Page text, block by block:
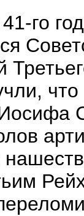
го
что